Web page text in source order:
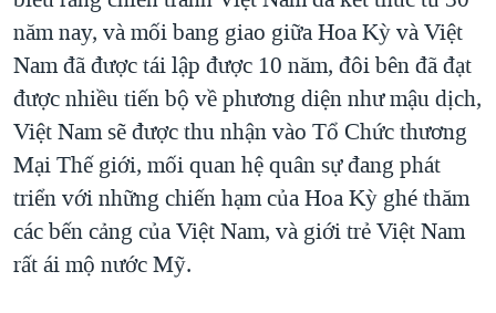
năm nay, và mối bang giao giữa Hoa Kỳ và Việt
Nam đã được tái lập được 10 năm, đôi bên đã đạt
được nhiều tiến bộ về phương diện như mậu dịch,
Việt Nam sẽ được thu nhận vào Tổ Chức thương
Mại Thế giới, mối quan hệ quân sự đang phát
triển với những chiến hạm của Hoa Kỳ ghé thăm
các bến cảng của Việt Nam, và giới trẻ Việt Nam
rất ái mộ nước Mỹ.